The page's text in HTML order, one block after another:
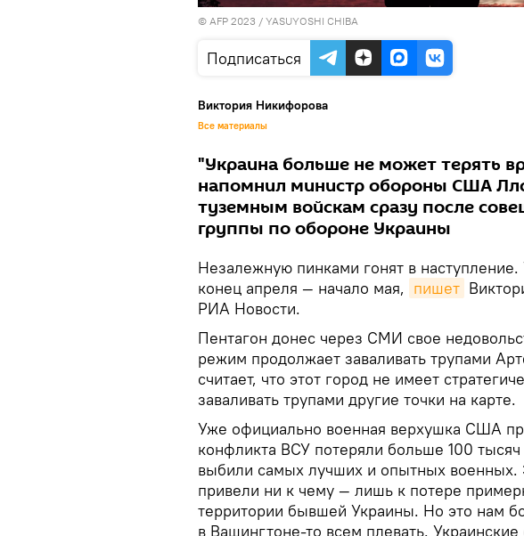
© AFP 2023 / YASUYOSHI CHIBA
Подписаться
Виктория Никифорова
Все материалы
"Украина больше не может терять
напомнил министр обороны США
туземным войскам сразу после
группы по обороне Украины
Незалежную пинками гонят в
конец апреля — начало мая, пишет
РИА Новости.
Пентагон донес через СМИ свое
режим продолжает заваливать трупами
считает, что этот город не имеет
заваливать трупами другие точки на карте.
Уже официально военная верхушка США
конфликта ВСУ потеряли больше 100
выбили самых лучших и опытных
привели ни к чему — лишь к потере
территории бывшей Украины. Но это нам
в Вашингтоне-то всем плевать.